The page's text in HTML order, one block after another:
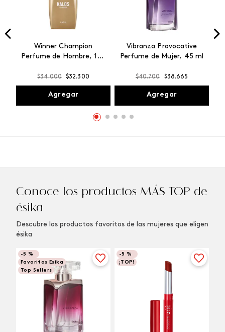
Winner Champion
Perfume de Hombre, 100
$34.000 $32.300
Agregar
Vibranza Provocative
Perfume de Mujer, 45 ml
$40.700 $38.665
Agregar
Conoce los productos MÁS TOP de
ésika
Descubre los productos favoritos de las mujeres que eligen
ésika
-5 %
Favoritos Esika
Top Sellers
-5 %
¡TOP!